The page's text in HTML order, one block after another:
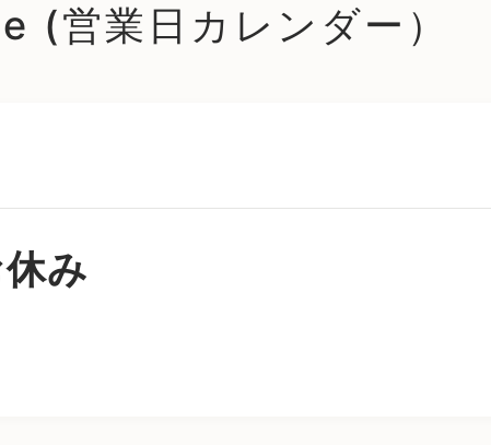
営業日カレンダー）
み